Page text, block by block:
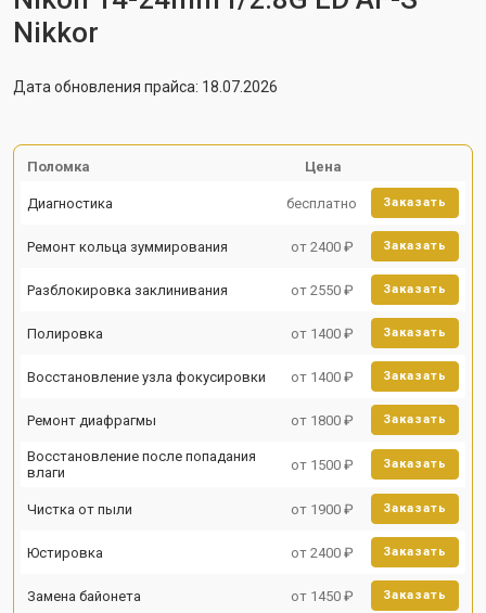
Nikkor
Дата обновления прайса: 18.07.2026
Поломка Цена
Диагностика бесплатно Заказать
Ремонт кольца зуммирования от 2400 ₽ Заказать
Разблокировка заклинивания от 2550 ₽ Заказать
Полировка от 1400 ₽ Заказать
Восстановление узла фокусировки от 1400 ₽ Заказать
Ремонт диафрагмы от 1800 ₽ Заказать
Восстановление после попадания
влаги
от 1500 ₽ Заказать
Чистка от пыли от 1900 ₽ Заказать
Юстировка от 2400 ₽ Заказать
Замена байонета от 1450 ₽ Заказать